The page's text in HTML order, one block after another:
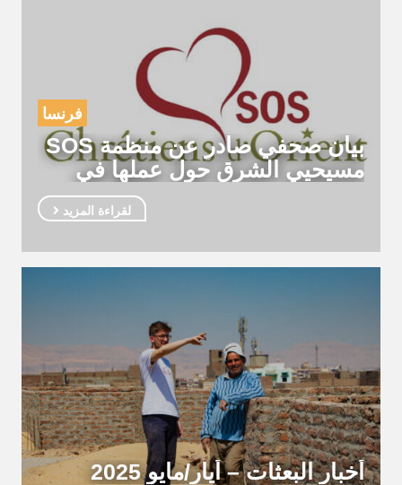
فرنسا
بيان صحفي صادر عن منظمة SOS
مسيحيي الشرق حول عملها في
لقراءة المزيد
أخبار البعثات – أيار/مايو 2025